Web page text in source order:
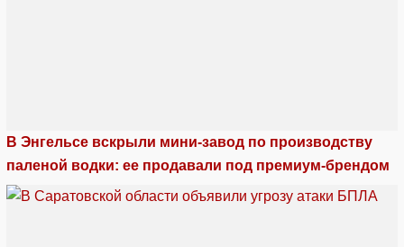
В Энгельсе вскрыли мини-завод по производству
паленой водки: ее продавали под премиум-брендом